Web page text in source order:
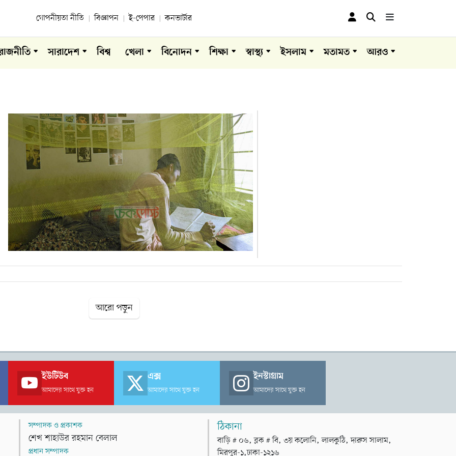
গোপনীয়তা নীতি বিজ্ঞাপন ই-পেপার কনভার্টার
সারাদেশ বিশ্ব খেলা বিনোদন শিক্ষা স্বাস্থ্য ইসলাম মতামত আরও
আরো পড়ুন
ইউটিউব
আমাদের সাথে যুক্ত হন
এক্স
আমাদের সাথে যুক্ত হন
ইনস্টাগ্রাম
আমাদের সাথে যুক্ত হন
সম্পাদক ও প্রকাশক
শেখ শাহাউর রহমান বেলাল
প্রধান সম্পাদক
ঠিকানা
বাড়ি # ০৬, ব্লক # বি, ৩য় কলোনি, লালকুঠি, দারুস সালাম,
মিরপুর-১,ঢাকা-১২১৬